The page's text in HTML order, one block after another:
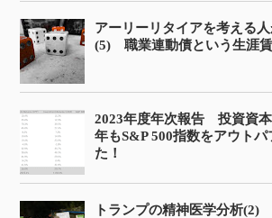
アーリーリタイアを考える
(5) 職業連動債という生涯
2023年度年次報告 投資資
年もS&P 500指数をアウト
た！
トランプの精神医学分析